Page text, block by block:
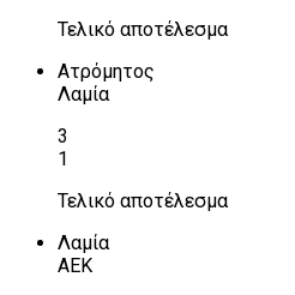
Τελικό αποτέλεσμα
Ατρόμητος
Λαμία
3
1
Τελικό αποτέλεσμα
Λαμία
ΑΕΚ